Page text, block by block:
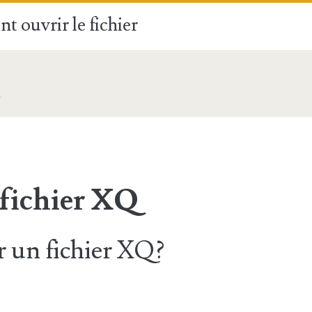
ouvrir le fichier
XQ
fichier XQ?